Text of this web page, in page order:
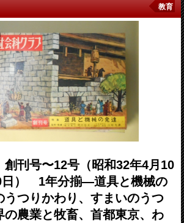
教育
刊号〜12号（昭和32年4月10
日） 1年分揃―道具と機械の
うつりかわり、すまいのうつ
の農業と牧畜、首都東京、わ